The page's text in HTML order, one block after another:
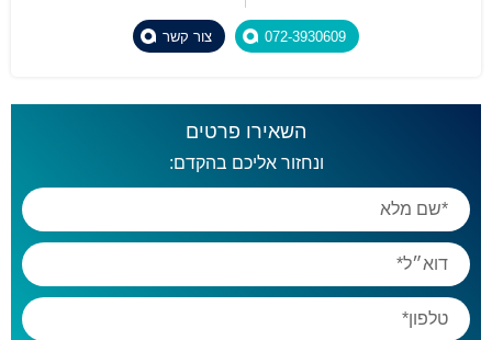
צור קשר 072-3930609
השאירו פרטים
ונחזור אליכם בהקדם: